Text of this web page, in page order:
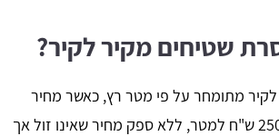
שטיחים מקיר לקיר?
מתומחר על פי מטר רץ, כאשר מחיר
למטר נע בין: 120 - 250 ש"ח למטר, ללא ספק מחיר שאינו זול אך